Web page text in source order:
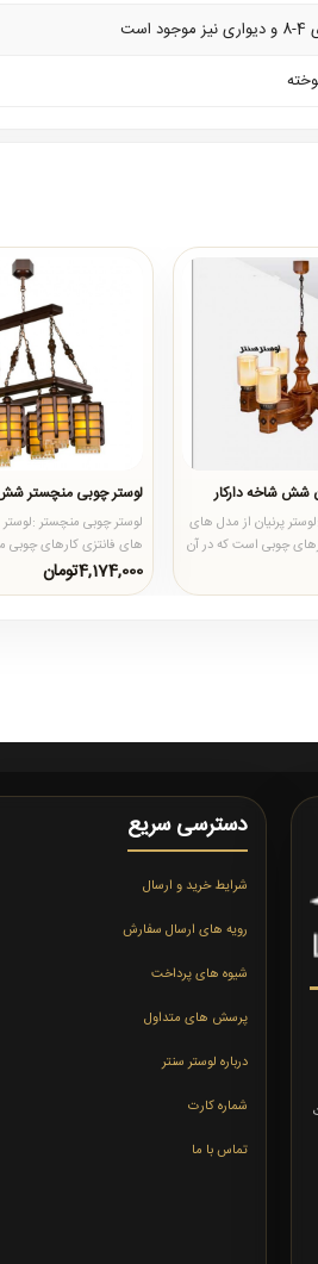
شش شاخه دارکار
پرنیان از مدل های
چوبی است که در آن
لوستر چوبی منچستر
لوستر چوبی منچستر
های فانتزی کارهای چوبی
بدنه آن به صورت مستطیل د..
4,174,000تومان
دسترسی سریع
شرایط خرید و ارسال
رویه های ارسال سفارش
شیوه های پرداخت
پرسش های متداول
درباره لوستر سنتر
شماره کارت
تماس با ما